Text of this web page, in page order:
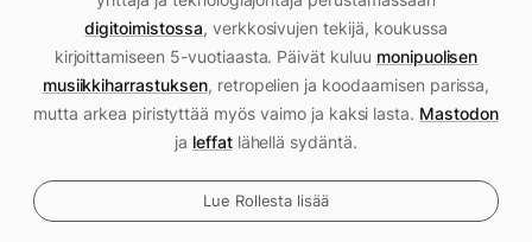
digitoimistossa, verkkosivujen tekijä, koukussa
kirjoittamiseen 5-vuotiaasta. Päivät kuluu monipuolisen
musiikkiharrastuksen, retropelien ja koodaamisen parissa,
mutta arkea piristyttää myös vaimo ja kaksi lasta. Mastodon
ja leffatlähellä sydäntä.
Lue Rollesta lisää